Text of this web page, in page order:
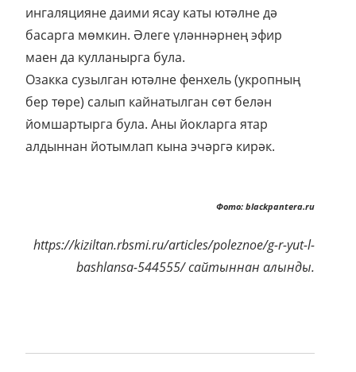
ингаляцияне даими ясау каты ютәлне дә
басарга мөмкин. Әлеге үләннәрнең эфир
маен да кулланырга була.
Озакка сузылган ютәлне фенхель (укропның
бер төре) салып кайнатылган сөт белән
йомшартырга була. Аны йокларга ятар
алдыннан йотымлап кына эчәргә кирәк.
Фото: blackpantera.ru
https://kiziltan.rbsmi.ru/articles/poleznoe/g-r-yut-l-
bashlansa-544555/ сайтыннан алынды.